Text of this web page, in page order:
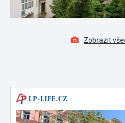
Zobrazit